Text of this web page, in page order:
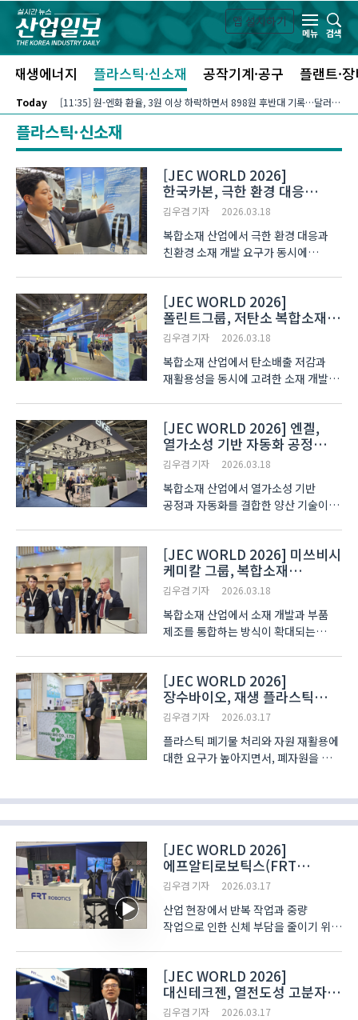
본문 바로가기
앱 설치하기
메뉴
검색
신재생에너지 플라스틱·신소재 공작기계·공구 플랜트·
Today [11:35] 원-엔화 환율, 3원 이상 하락하면서 898원 후반대 기록…달러-엔화 환율은 호르무즈 통행 재개 기대감에 157엔 중반대로 올라서
플라스틱·신소재
[JEC WORLD 2026]
한국카본, 극한 환경 대응
복합소재 기술 공개
김우겸 기자 2026.03.18
복합소재 산업에서 극한 환경 대응과
친환경 소재 개발 요구가 동시에
성능을 유지하는 고기능 소재 기술이
산업 적용으로 이어지는 흐름이다. 이
같은 변화는 지난 1..
[JEC WORLD 2026]
폴린트그룹, 저탄소 복합소재
전략 공개… SMC·BMC 적용
김우겸 기자 2026.03.18
복합소재 산업에서 탄소배출 저감과
재활용성을 동시에 고려한 소재 개발이
줄이려는 기술이 확대되며, 소재·공정·
디자인을 연계한 지속가능 전략이 산업
전반으로 확산되는 흐름..
[JEC WORLD 2026] 엔겔,
열가소성 기반 자동화 공정
공개… 복합소재 양산 기술
김우겸 기자 2026.03.18
복합소재 산업에서 열가소성 기반
공정과 자동화를 결합한 양산 기술이
·전기차 등 신산업 적용으로 이어지며,
공정 통합형 생산 기술이 현장 중심으로
구체화되는 흐름이다...
[JEC WORLD 2026] 미쓰비시
케미칼 그룹, 복합소재
밸류체인 통합 전략 제시
김우겸 기자 2026.03.18
복합소재 산업에서 소재 개발과 부품
제조를 통합하는 방식이 확대되는
주목받고 있다. 특히 경량화와 기능성
향상이 요구되는 자동차·항공우주
분야에서 이러한 접근이 적용 범..
[JEC WORLD 2026]
장수바이오, 재생 플라스틱
기반 선순환 소재 기술 소개
김우겸 기자 2026.03.17
플라스틱 폐기물 처리와 자원 재활용에
대한 요구가 높아지면서, 폐자원을 산업
원료로 가공해 다양한 산업에 적용하는
방식이 새로운 소재 공급 체계로
주목받고 있다. ..
[JEC WORLD 2026]
에프알티로보틱스(FRT
ROBOTICS), 근력 지원
김우겸 기자 2026.03.17
산업 현장에서 반복 작업과 중량
작업으로 인한 신체 부담을 줄이기 위한
물류 현장에서 적용 범위를 넓히고
있다. 특히 작업자의 움직임을 보조하는
근력 지원 장비는 작업..
[JEC WORLD 2026]
대신테크젠, 열전도성 고분자
복합소재 기술 소개
김우겸 기자 2026.03.17